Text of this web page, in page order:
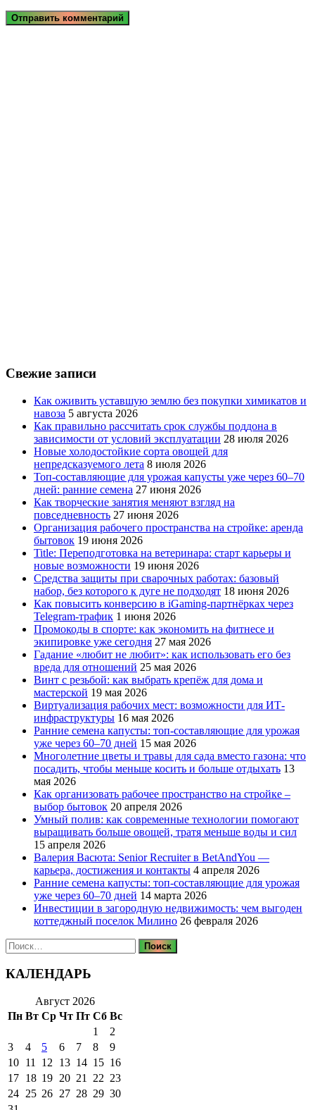
Свежие записи
Как оживить уставшую землю без покупки химикатов и
навоза 5 августа 2026
Как правильно рассчитать срок службы поддона в
зависимости от условий эксплуатации 28 июля 2026
Новые холодостойкие сорта овощей для
непредсказуемого лета 8 июля 2026
Топ-составляющие для урожая капусты уже через 60–70
дней: ранние семена 27 июня 2026
Как творческие занятия меняют взгляд на
повседневность 27 июня 2026
Организация рабочего пространства на стройке: аренда
бытовок 19 июня 2026
Title: Переподготовка на ветеринара: старт карьеры и
новые возможности 19 июня 2026
Средства защиты при сварочных работах: базовый
набор, без которого к дуге не подходят 18 июня 2026
Как повысить конверсию в iGaming-партнёрках через
Telegram-трафик 1 июня 2026
Промокоды в спорте: как экономить на фитнесе и
экипировке уже сегодня 27 мая 2026
Гадание «любит не любит»: как использовать его без
вреда для отношений 25 мая 2026
Винт с резьбой: как выбрать крепёж для дома и
мастерской 19 мая 2026
Виртуализация рабочих мест: возможности для ИТ-
инфраструктуры 16 мая 2026
Ранние семена капусты: топ‑составляющие для урожая
уже через 60–70 дней 15 мая 2026
Многолетние цветы и травы для сада вместо газона: что
посадить, чтобы меньше косить и больше отдыхать 13
мая 2026
Как организовать рабочее пространство на стройке –
выбор бытовок 20 апреля 2026
Умный полив: как современные технологии помогают
выращивать больше овощей, тратя меньше воды и сил
15 апреля 2026
Валерия Васюта: Senior Recruiter в BetAndYou —
карьера, достижения и контакты 4 апреля 2026
Ранние семена капусты: топ‑составляющие для урожая
уже через 60–70 дней 14 марта 2026
Инвестиции в загородную недвижимость: чем выгоден
коттеджный поселок Милино 26 февраля 2026
Найти:
КАЛЕНДАРЬ
Август 2026
Пн Вт Ср Чт Пт Сб Вс
1
2
3
4 5 6 7 8
9
10 11 12 13 14 15 16
17 18 19 20 21 22 23
24 25 26 27 28 29 30